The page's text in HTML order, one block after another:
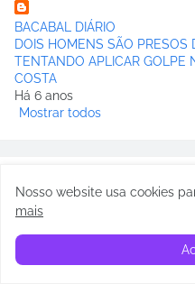
BACABAL DIÁRIO
DOIS HOMENS SÃO PRESOS
TENTANDO APLICAR GOLPE
COSTA
Há 6 anos
Mostrar todos
Nosso website usa cookies
mais